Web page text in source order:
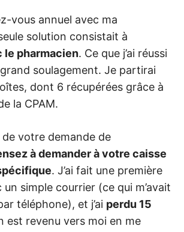
vous annuel avec ma
solution consistait à
le pharmacien. Ce que j’ai réussi
soulagement. Je partirai
dont 6 récupérées grâce à
la CPAM.
votre demande de
à demander à votre caisse
. J’ai fait une première
un simple courrier (ce qui m’avait
téléphone), et j’ai perdu 15
est revenu vers moi en me